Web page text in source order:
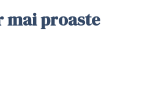
mai proaste